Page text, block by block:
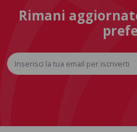
Rimani